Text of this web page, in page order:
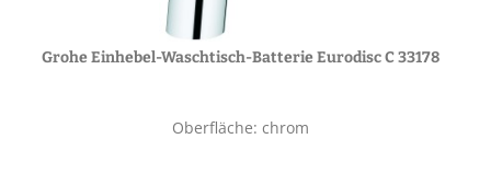
Grohe Einhebel-Waschtisch-Batterie Eurodisc C 33178
Oberfläche: chrom